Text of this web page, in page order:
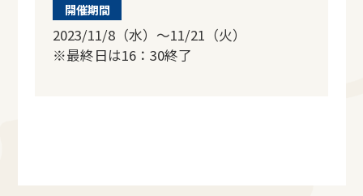
開催期間
2023/11/8（水）～11/21（火）
※最終日は16：30終了